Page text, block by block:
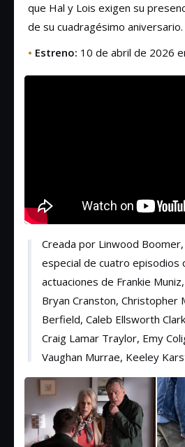
que Hal y Lois exigen su
de su cuadragésimo aniversario.
• Estreno: 10 de abril de 2026
Creada por Linwood
especial de cuatro episodios
actuaciones de Frankie
Bryan Cranston, Christopher
Berfield, Caleb Ellsworth
Craig Lamar Traylor, Emy
Vaughan Murrae, Keeley